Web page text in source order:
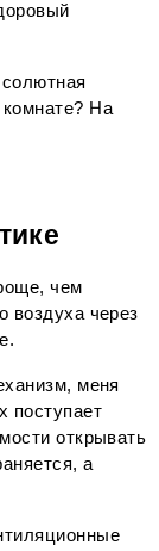
На
чем
воздуха через
меня
поступает
открывать
а